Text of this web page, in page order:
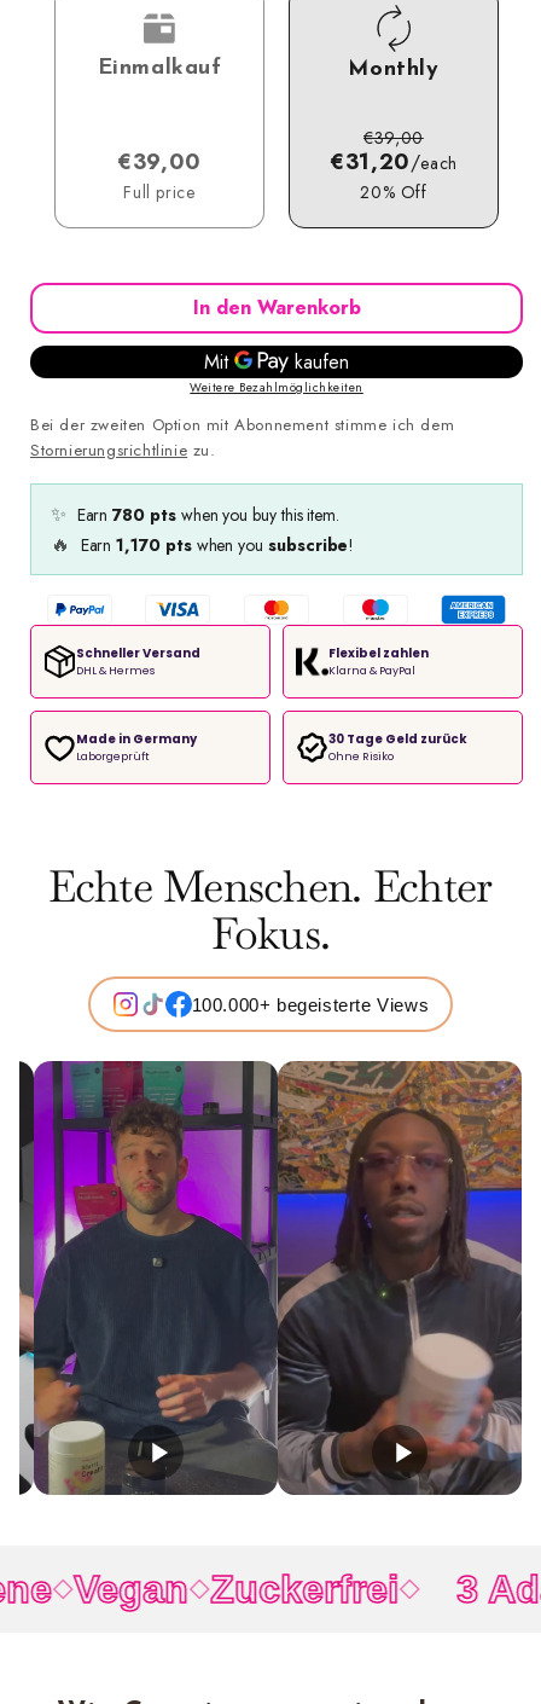
Einmalkauf
€39,00
Full price
Monthly
€39,00
€31,20/each
20% Off
In den Warenkorb
Weitere Bezahlmöglichkeiten
Bei der zweiten Option mit Abonnement stimme ich dem
Stornierungsrichtlinie zu.
✨ Earn 780 pts when you buy this item.
🔥 Earn 1,170 pts when you subscribe!
Schneller Versand
DHL & Hermes
Flexibel zahlen
Klarna & PayPal
Made in Germany
Laborgeprüft
30 Tage Geld zurück
Ohne Risiko
Echte Menschen. Echter
Fokus.
100.000+ begeisterte Views
Vegan Zuckerfrei 3